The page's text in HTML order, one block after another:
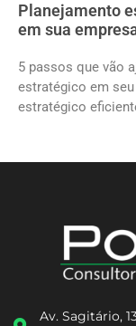
Planejamento
em sua
5 passos que vão
estratégico em
estratégico
Av. Sagitário,